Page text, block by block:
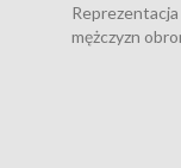
mężczyzn